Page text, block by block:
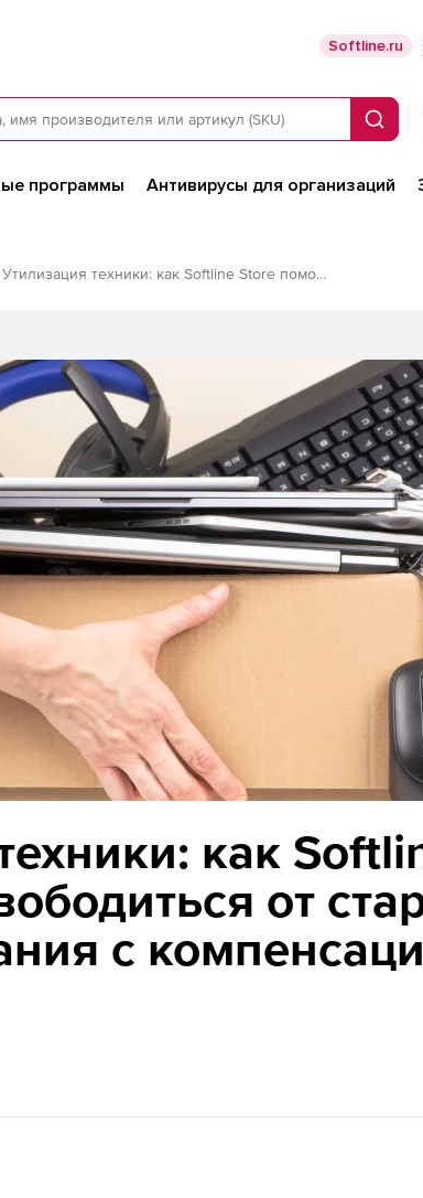
Softline.ru
Поиск
программы Антивирусы для организаций
Утилизация техники: как Softline Store помогает освободиться от старого IT‑оборудования с компенсацией
как
от
с